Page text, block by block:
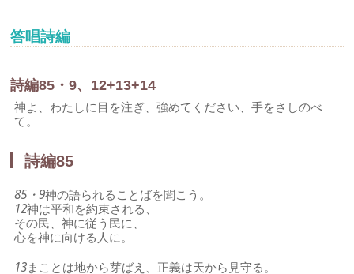
答唱詩編
詩編85・9、12+13+14
神よ、わたしに目を注ぎ、強めてください、手をさしのべ
て。
詩編85
85・9神の語られることばを聞こう。
12神は平和を約束される、
その民、神に従う民に、
心を神に向ける人に。
13まことは地から芽ばえ、正義は天から見守る。